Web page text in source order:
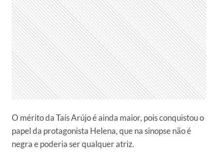
O mérito da Taís Arújo é ainda maior, pois conquistou o
papel da protagonista Helena, que na sinopse não é
negra e poderia ser qualquer atriz.